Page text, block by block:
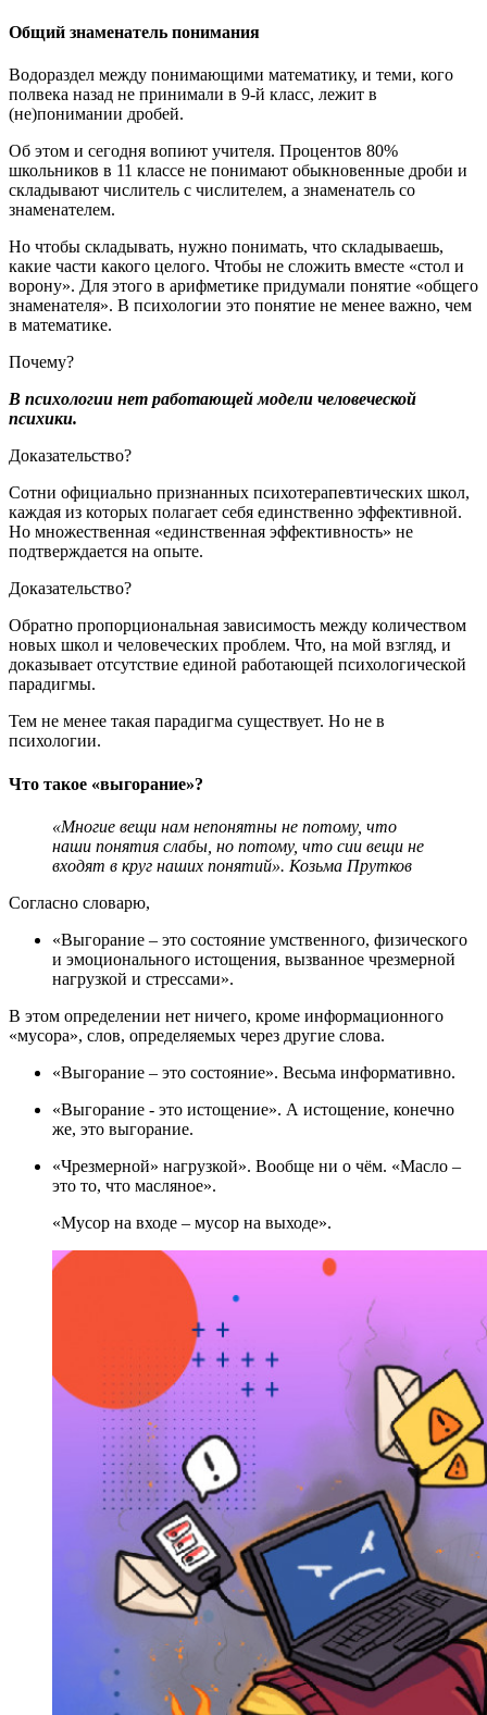
Общий знаменатель понимания
Водораздел между понимающими математику, и теми, кого
полвека назад не принимали в 9-й класс, лежит в
(не)понимании дробей.
Об этом и сегодня вопиют учителя. Процентов 80%
школьников в 11 классе не понимают обыкновенные дроби и
складывают числитель с числителем, а знаменатель со
знаменателем.
Но чтобы складывать, нужно понимать, что складываешь,
какие части какого целого. Чтобы не сложить вместе «стол и
ворону». Для этого в арифметике придумали понятие «общего
знаменателя». В психологии это понятие не менее важно, чем
в математике.
Почему?
В психологии нет работающей модели человеческой
психики.
Доказательство?
Сотни официально признанных психотерапевтических школ,
каждая из которых полагает себя единственно эффективной.
Но множественная «единственная эффективность» не
подтверждается на опыте.
Доказательство?
Обратно пропорциональная зависимость между количеством
новых школ и человеческих проблем. Что, на мой взгляд, и
доказывает отсутствие единой работающей психологической
парадигмы.
Тем не менее такая парадигма существует. Но не в
психологии.
Что такое «выгорание»?
«Многие вещи нам непонятны не потому, что
наши понятия слабы, но потому, что сии вещи не
входят в круг наших понятий». Козьма Прутков
Согласно словарю,
«Выгорание – это состояние умственного, физического
и эмоционального истощения, вызванное чрезмерной
нагрузкой и стрессами».
В этом определении нет ничего, кроме информационного
«мусора», слов, определяемых через другие слова.
«Выгорание – это состояние». Весьма информативно.
«Выгорание - это истощение». А истощение, конечно
же, это выгорание.
«Чрезмерной» нагрузкой». Вообще ни о чём. «Масло –
это то, что масляное».
«Мусор на входе – мусор на выходе».